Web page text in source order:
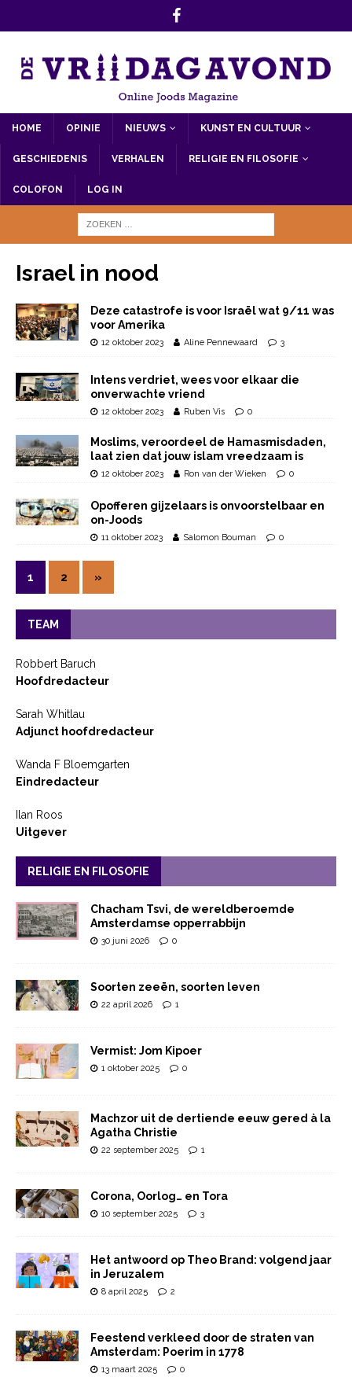
HOME OPINIE NIEUWS KUNST EN CULTUUR
GESCHIEDENIS VERHALEN RELIGIE EN FILOSOFIE
COLOFON LOG IN
Israel in nood
Deze catastrofe is voor Israël wat 9/11 was
voor Amerika
12 oktober 2023 Aline Pennewaard 3
Intens verdriet, wees voor elkaar die
onverwachte vriend
12 oktober 2023 Ruben Vis 0
Moslims, veroordeel de Hamasmisdaden,
laat zien dat jouw islam vreedzaam is
12 oktober 2023 Ron van der Wieken 0
Opofferen gijzelaars is onvoorstelbaar en
on-Joods
11 oktober 2023 Salomon Bouman 0
1 2 »
TEAM
Robbert Baruch
Hoofdredacteur
Sarah Whitlau
Adjunct hoofdredacteur
Wanda F Bloemgarten
Eindredacteur
Ilan Roos
Uitgever
RELIGIE EN FILOSOFIE
Chacham Tsvi, de wereldberoemde
Amsterdamse opperrabbijn
30 juni 2026 0
Soorten zeeën, soorten leven
22 april 2026 1
Vermist: Jom Kipoer
1 oktober 2025 0
Machzor uit de dertiende eeuw gered à la
Agatha Christie
22 september 2025 1
Corona, Oorlog… en Tora
10 september 2025 3
Het antwoord op Theo Brand: volgend jaar
in Jeruzalem
8 april 2025 2
Feestend verkleed door de straten van
Amsterdam: Poerim in 1778
13 maart 2025 0